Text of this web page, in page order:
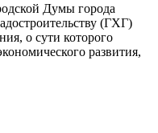
Думы города
(ГХГ)
о сути которого
развития,